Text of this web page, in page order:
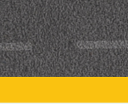
移至主內容